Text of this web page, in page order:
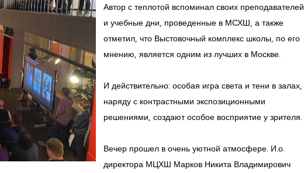
Автор с теплотой вспоминал своих преподавателей
и учебные дни, проведенные в МСХШ, а также
отметил, что Выстовочный комплекс школы, по его
мнению, является одним из лучших в Москве.
И действительно: особая игра света и тени в залах,
наряду с контрастными экспозиционными
решениями, создают особое восприятие у зрителя.
Вечер прошел в очень уютной атмосфере. И.о.
директора МЦХШ Марков Никита Владимирович